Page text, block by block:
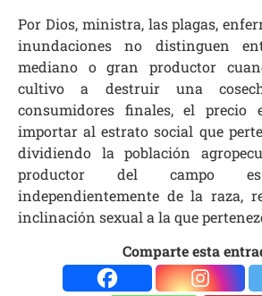
Por Dios, ministra, las plagas,
inundaciones no distinguen
mediano o gran productor
cultivo a destruir una
consumidores finales, el
importar al estrato social que
dividiendo la población
productor del campo
independientemente de la raza,
inclinación sexual a la que
Comparte esta